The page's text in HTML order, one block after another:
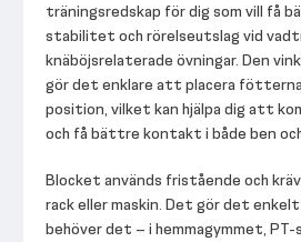
träningsredskap för dig som vill få
stabilitet och rörelseutslag vid
knäböjsrelaterade övningar. Den
gör det enklare att placera fötterna
position, vilket kan hjälpa dig att
och få bättre kontakt i både ben
Blocket används fristående och
rack eller maskin. Det gör det
behöver det – i hemmagymmet,